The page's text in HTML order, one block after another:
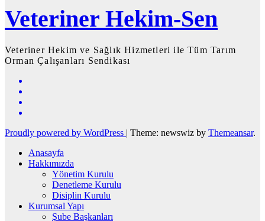
Veteriner Hekim-Sen
Veteriner Hekim ve Sağlık Hizmetleri ile Tüm Tarım
Orman Çalışanları Sendikası
Proudly powered by WordPress | Theme: newswiz by Themeansar.
Anasayfa
Hakkımızda
Yönetim Kurulu
Denetleme Kurulu
Disiplin Kurulu
Kurumsal Yapı
Şube Başkanları